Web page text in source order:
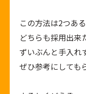
この方法は2つあ
どちらも採用出来
ずいぶんと手入れ
ぜひ参考にしても